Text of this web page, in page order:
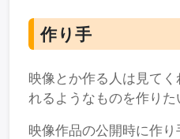
作り手
映像とか作る人は見て
れるようなものを作りた
映像作品の公開時に作